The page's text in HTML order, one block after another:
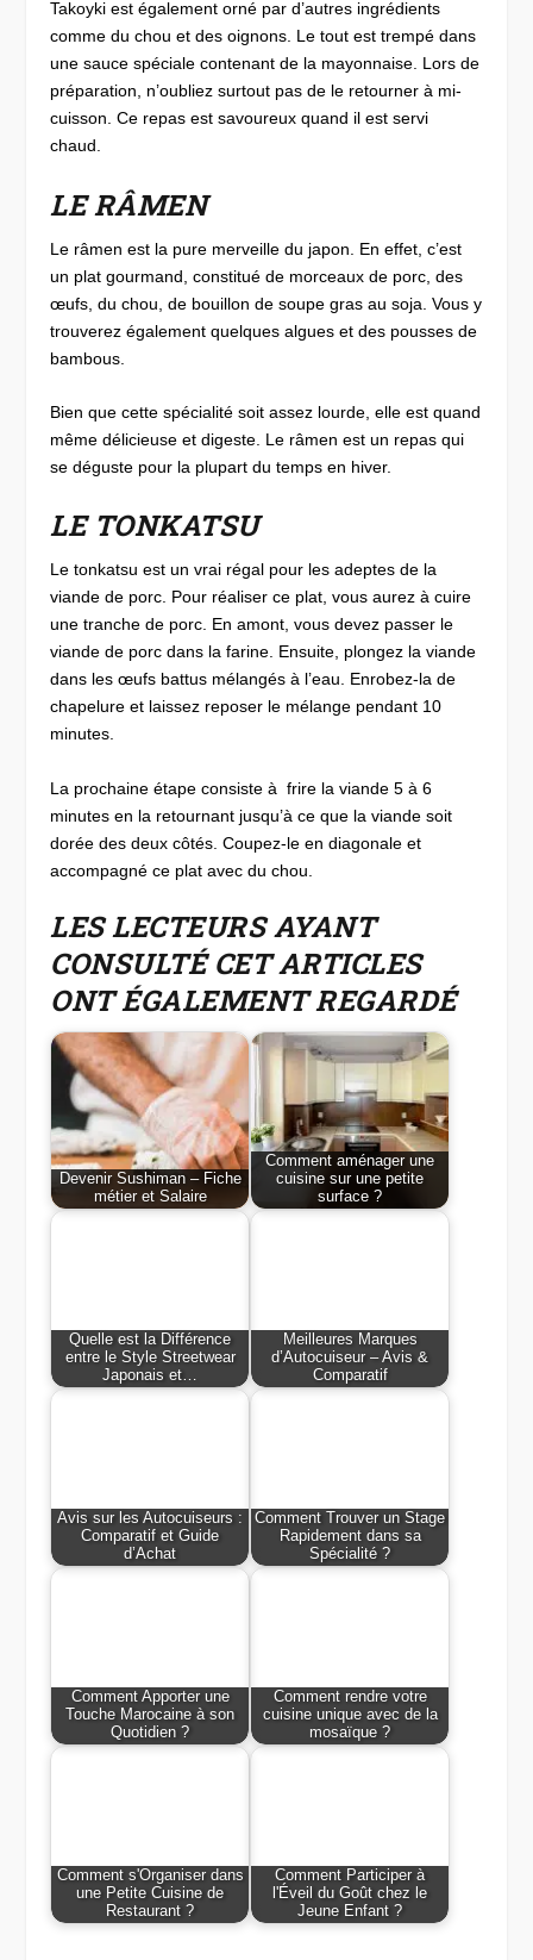
Takoyki est également orné par d’autres ingrédients
comme du chou et des oignons. Le tout est trempé dans
une sauce spéciale contenant de la mayonnaise. Lors de
préparation, n’oubliez surtout pas de le retourner à mi-
cuisson. Ce repas est savoureux quand il est servi
chaud.
LE RÂMEN
Le râmen est la pure merveille du japon. En effet, c’est
un plat gourmand, constitué de morceaux de porc, des
œufs, du chou, de bouillon de soupe gras au soja. Vous y
trouverez également quelques algues et des pousses de
bambous.
Bien que cette spécialité soit assez lourde, elle est quand
même délicieuse et digeste. Le râmen est un repas qui
se déguste pour la plupart du temps en hiver.
LE TONKATSU
Le tonkatsu est un vrai régal pour les adeptes de la
viande de porc. Pour réaliser ce plat, vous aurez à cuire
une tranche de porc. En amont, vous devez passer le
viande de porc dans la farine. Ensuite, plongez la viande
dans les œufs battus mélangés à l’eau. Enrobez-la de
chapelure et laissez reposer le mélange pendant 10
minutes.
La prochaine étape consiste à frire la viande 5 à 6
minutes en la retournant jusqu’à ce que la viande soit
dorée des deux côtés. Coupez-le en diagonale et
accompagné ce plat avec du chou.
LES LECTEURS AYANT
CONSULTÉ CET ARTICLES
ONT ÉGALEMENT REGARDÉ
Devenir Sushiman – Fiche
métier et Salaire
Comment aménager une
cuisine sur une petite
surface ?
Quelle est la Différence
entre le Style Streetwear
Japonais et…
Meilleures Marques
d’Autocuiseur – Avis &
Comparatif
Avis sur les Autocuiseurs :
Comparatif et Guide
d’Achat
Comment Trouver un Stage
Rapidement dans sa
Spécialité ?
Comment Apporter une
Touche Marocaine à son
Quotidien ?
Comment rendre votre
cuisine unique avec de la
mosaïque ?
Comment s'Organiser dans
une Petite Cuisine de
Restaurant ?
Comment Participer à
l'Éveil du Goût chez le
Jeune Enfant ?